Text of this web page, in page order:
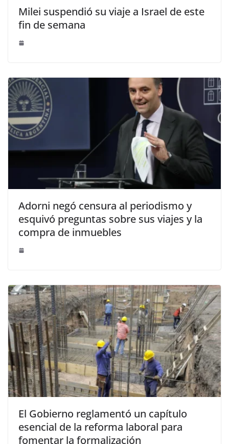
Milei suspendió su viaje a Israel de este
fin de semana
Adorni negó censura al periodismo y
esquivó preguntas sobre sus viajes y la
compra de inmuebles
El Gobierno reglamentó un capítulo
esencial de la reforma laboral para
fomentar la formalización